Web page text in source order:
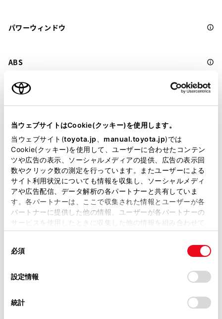
当ウェブサイトはCookie(クッキー)を使用します。
当ウェブサイト(toyota.jp manual.toyota.jp)では
Cookie(クッキー)を使用して、ユーザーに合わせたコンテン
ツや広告の表示、ソーシャルメディアの提供、広告の表示回
数やクリック数の測定を行っています。またユーザーによる
サイト利用状況についても情報を収集し、ソーシャルメディ
アや広告配信、データ解析の各パートナーと共有していま
す。各パートナーは、ここで収集された情報とユーザーが各
パートナーに提供した他の情報、ユーザーが各パートナーの
サービスを使用したときに収集した他の情報を組み合わせて
使用することがあります。当ウェブサイトの使用を続行する
デバイスにすべてのCookie(クッキー)が保存されることに同
意したことになります。Cookie(クッキー)のオプトアウト、
設定の変更、同意を撤回したりするにあたっては、当社の
「Cookie（クッキー）情報の取り扱いについて
」をご覧くだ
必須
設定情報
統計
パワーウィンドウ
ABS
横滑防止装置
キーレス
：ｽﾏｰﾄｷ-
リモコンスターター
ETC
※ セットアップ費用は別途申し受けます